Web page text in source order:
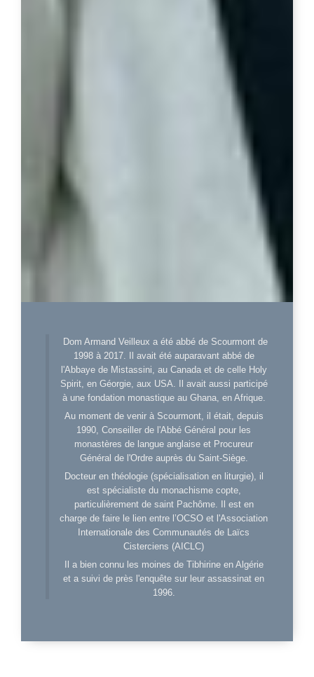
Dom Armand Veilleux a été abbé de Scourmont de
1998 à 2017. Il avait été auparavant abbé de
l'Abbaye de Mistassini, au Canada et de celle Holy
Spirit, en Géorgie, aux USA. Il avait aussi participé
à une fondation monastique au Ghana, en Afrique.
Au moment de venir à Scourmont, il était, depuis
1990, Conseiller de l'Abbé Général pour les
monastères de langue anglaise et Procureur
Général de l'Ordre auprès du Saint-Siège.
Docteur en théologie (spécialisation en liturgie), il
est spécialiste du monachisme copte,
particulièrement de saint Pachôme. Il est en
charge de faire le lien entre l’OCSO et l'Association
Internationale des Communautés de Laïcs
Cisterciens (AICLC)
Il a bien connu les moines de Tibhirine en Algérie
et a suivi de près l'enquête sur leur assassinat en
1996.